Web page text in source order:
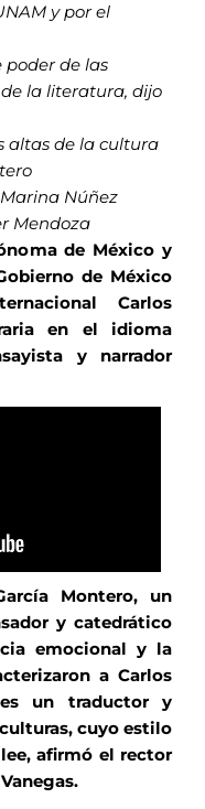
y por el
poder de las
la literatura, dijo
altas de la cultura
Núñez
Mendoza
de México y
de México
Carlos
en el idioma
y narrador
Montero, un
y catedrático
emocional y la
a Carlos
un traductor y
cuyo estilo
afirmó el rector